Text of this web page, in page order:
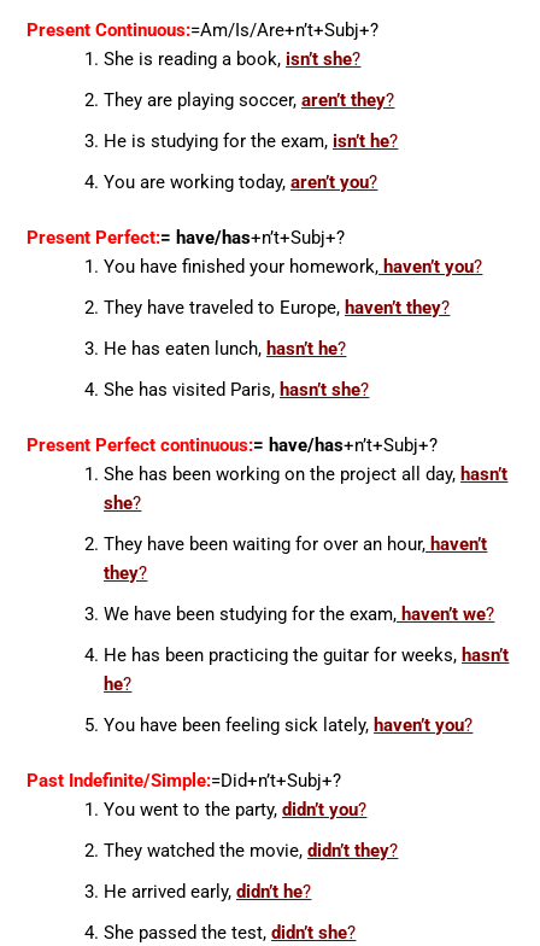
Present Continuous:=Am/Is/Are+n’t+Subj+?
She is reading a book, isn’t she?
They are playing soccer,aren’t they?
He is studying for the exam, isn’t he?
You are working today,aren’t you?
Present Perfect:= have/has+n’t+Subj+?
You have finished your homework, haven’t you?
They have traveled to Europe, haven’t they?
He has eaten lunch, hasn’t he?
She has visited Paris, hasn’t she?
Present Perfect continuous:= have/has+n’t+Subj+?
She has been working on the project all day, hasn’t
she?
They have been waiting for over an hour, haven’t
they?
We have been studying for the exam, haven’t we?
He has been practicing the guitar for weeks, hasn’t
he?
You have been feeling sick lately, haven’t you?
Past Indefinite/Simple:=Did+n’t+Subj+?
You went to the party,didn’t you?
They watched the movie,didn’t they?
He arrived early,didn’t he?
She passed the test,didn’t she?